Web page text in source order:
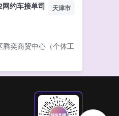
约车接单司
天津市
腾奕商贸中心（个体工